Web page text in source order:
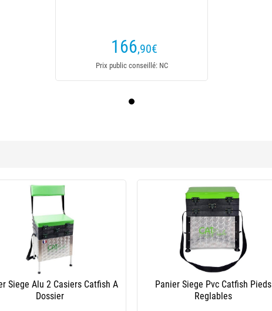
166,90€
Prix public conseillé: NC
Siege Alu 2 Casiers Catfish A
Dossier
Panier Siege Pvc Catfish Pieds
Reglables